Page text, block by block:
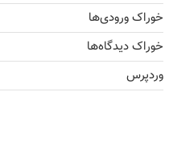
خوراک ورودی‌ها
خوراک دیدگاه‌ها
وردپرس